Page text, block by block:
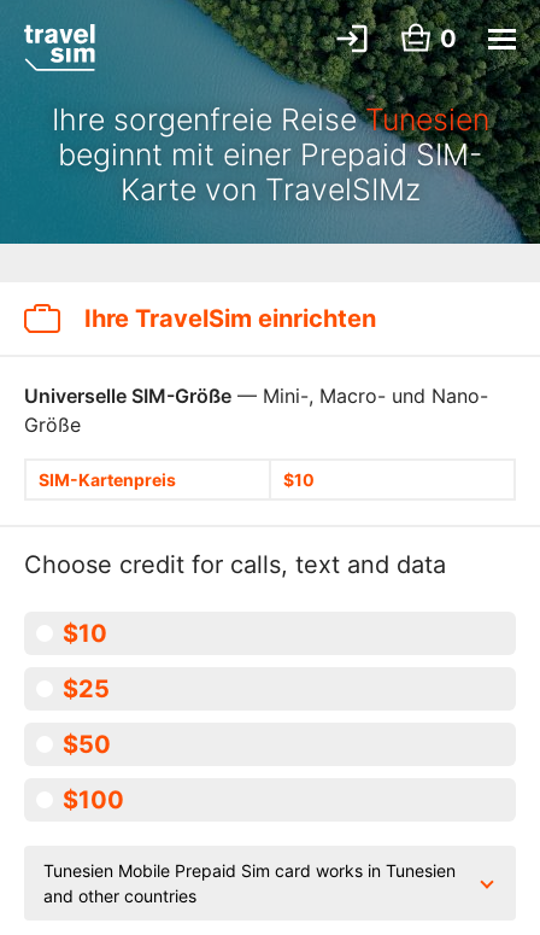
0
Ihre sorgenfreie ReiseTunesien
beginnt mit einer Prepaid SIM-
Karte von TravelSIMz
Ihre TravelSim einrichten
Universelle SIM-Größe — Mini-, Macro- und Nano-
Größe
SIM-Kartenpreis $10
Choose credit for calls, text and data
$10
$25
$50
$100
Tunesien Mobile Prepaid Sim card works in Tunesien
and other countries